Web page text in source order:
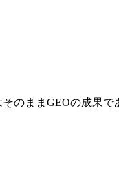
のままGEOの成果で